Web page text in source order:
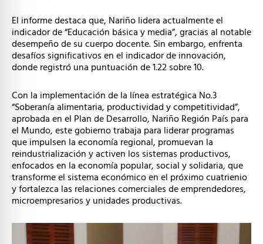
El informe destaca que, Nariño lidera actualmente el
indicador de “Educación básica y media”, gracias al notable
desempeño de su cuerpo docente. Sin embargo, enfrenta
desafíos significativos en el indicador de innovación,
donde registró una puntuación de 1.22 sobre 10.
Con la implementación de la línea estratégica No.3
“Soberanía alimentaria, productividad y competitividad”,
aprobada en el Plan de Desarrollo, Nariño Región País para
el Mundo, este gobierno trabaja para liderar programas
que impulsen la economía regional, promuevan la
reindustrialización y activen los sistemas productivos,
enfocados en la economía popular, social y solidaria, que
transforme el sistema económico en el próximo cuatrienio
y fortalezca las relaciones comerciales de emprendedores,
microempresarios y unidades productivas.